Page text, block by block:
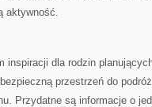
aktywność.
inspiracji dla rodzin
przestrzeń do
Przydatne są informacje o